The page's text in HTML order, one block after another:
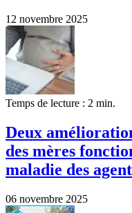
12 novembre 2025
Temps de lecture : 2 min.
Deux
des mères
maladie des
06 novembre 2025